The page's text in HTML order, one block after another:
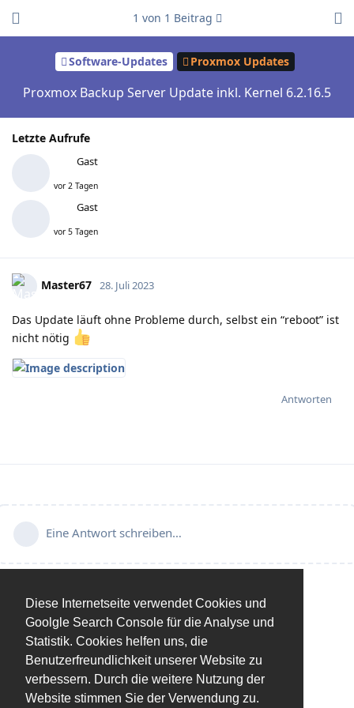
Diese Internetseite verwendet Cookies und
Goolgle Search Console für die Analyse und
Statistik. Cookies helfen uns, die
Benutzerfreundlichkeit unserer Website zu
verbessern. Durch die weitere Nutzung der
Website stimmen Sie der Verwendung zu.
Software-Updates Proxmox Updates
Proxmox Backup Server Update inkl. Kernel 6.2.16.5
Letzte Aufrufe
Gast
vor 2 Tagen
Gast
vor 5 Tagen
1 von 1 Beitrag
Master67 28. Juli 2023
Das Update läuft ohne Probleme durch, selbst ein “reboot” ist
nicht nötig
Antworten
Eine Antwort schreiben…